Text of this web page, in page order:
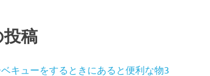
稿
キューをするときにあると便利な物3